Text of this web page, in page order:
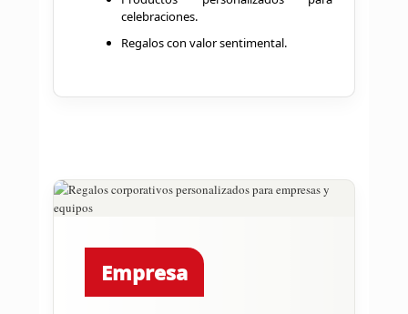
celebraciones.
Regalos con valor sentimental.
Empresa